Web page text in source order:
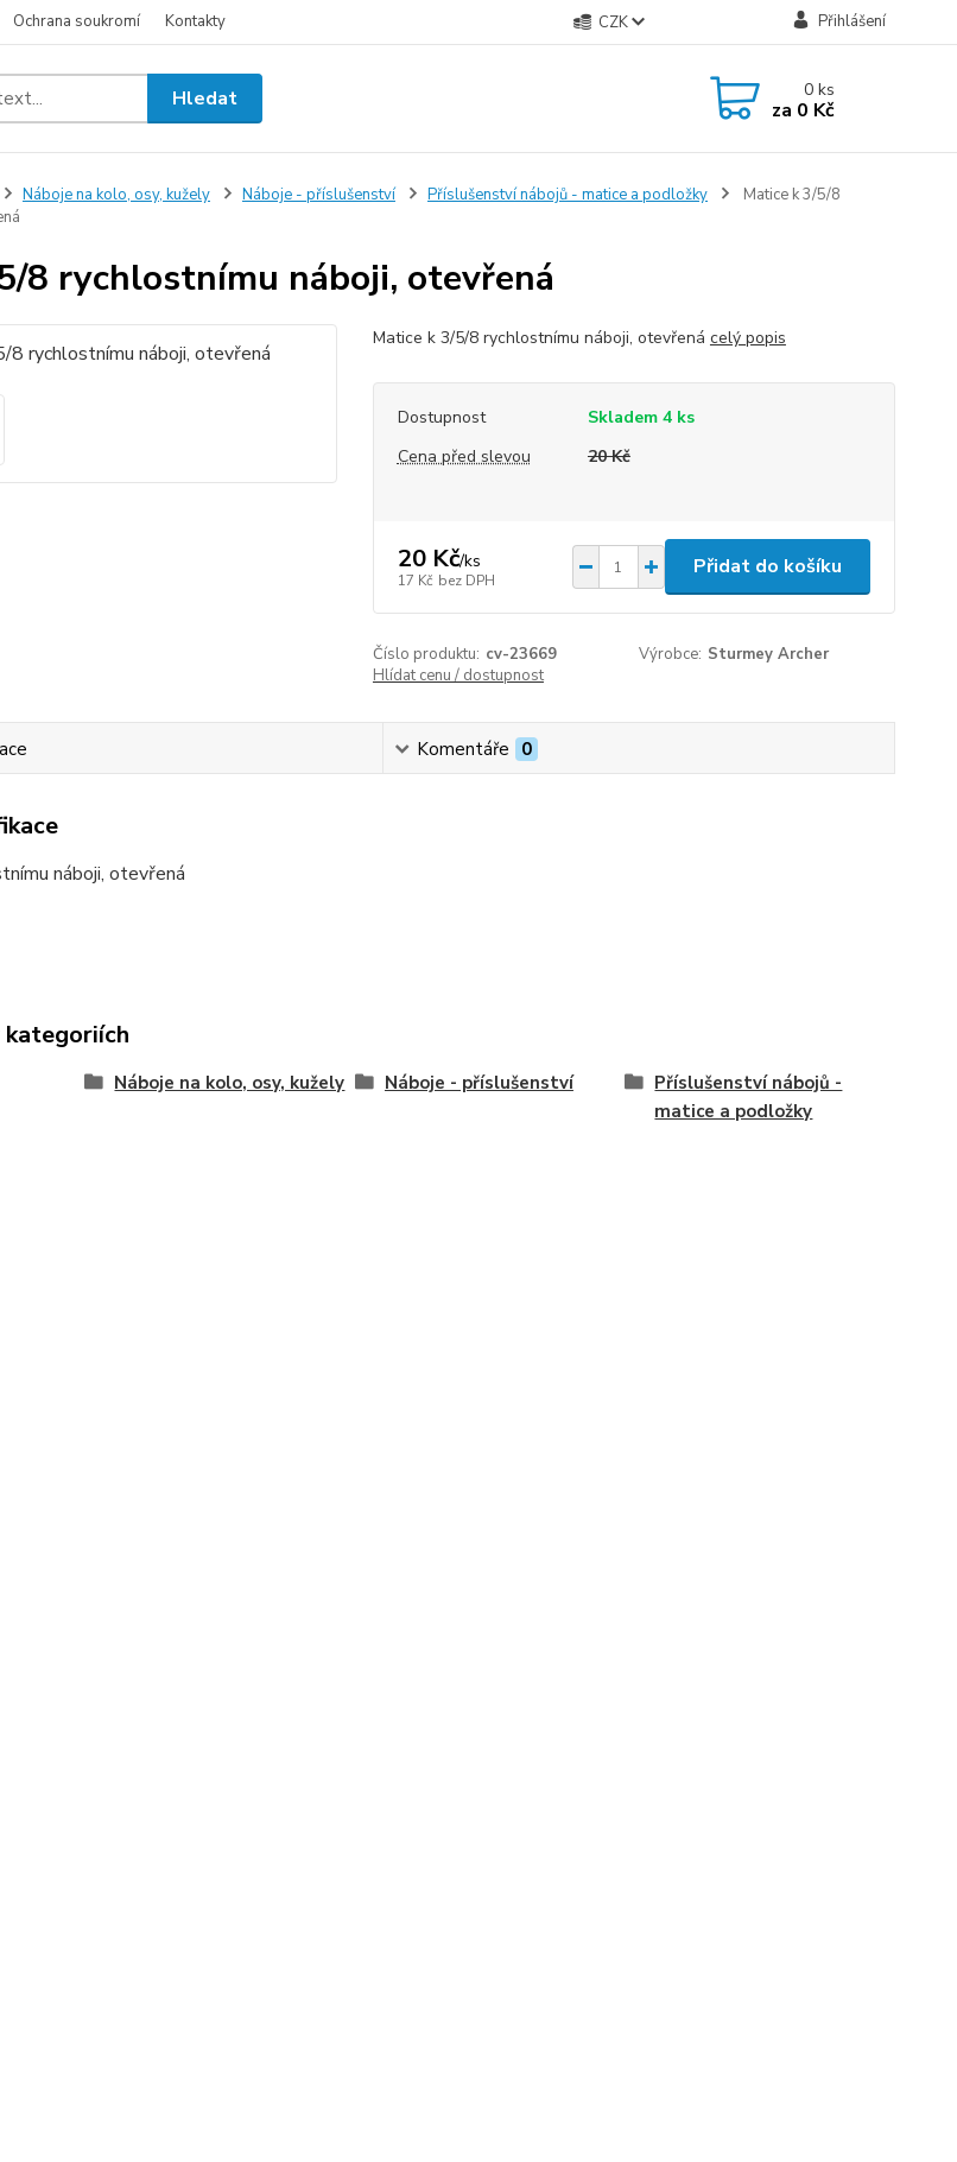
Ochrana soukromí Kontakty CZK Přihlášení
Hledat 0ks
za 0 Kč
Náboje na kolo, osy, kužely Náboje - příslušenství Příslušenství nábojů - matice a podložky
Matice k 3/5/8
8 rychlostnímu náboji, otevřená
Matice k 3/5/8 rychlostnímu náboji, otevřená celý popis
Dostupnost
Skladem 4 ks
Cena před slevou
20 Kč
20 Kč/ks
17 Kč bez DPH
Přidat do košíku
Číslo produktu: cv-23669 Výrobce: Sturmey Archer
Hlídat cenu / dostupnost
Komentáře 0
náboji, otevřená
kategoriích
Náboje na kolo, osy, kužely Náboje - příslušenství
Příslušenství nábojů -
matice a podložky